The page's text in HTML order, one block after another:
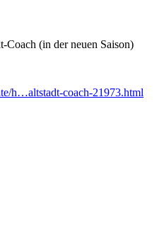
(in der neuen Saison)
h…altstadt-coach-21973.html